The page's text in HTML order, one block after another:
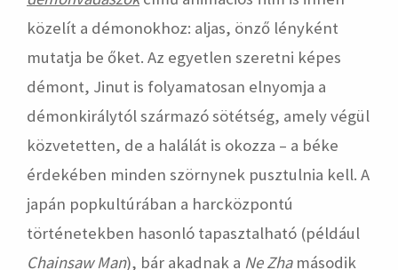
közelít a démonokhoz: aljas, önző lényként
mutatja be őket. Az egyetlen szeretni képes
démont, Jinut is folyamatosan elnyomja a
démonkirálytól származó sötétség, amely végül
közvetetten, de a halálát is okozza – a béke
érdekében minden szörnynek pusztulnia kell. A
japán popkultúrában a harcközpontú
történetekben hasonló tapasztalható (például
Chainsaw Man), bár akadnak a Ne Zhamásodik